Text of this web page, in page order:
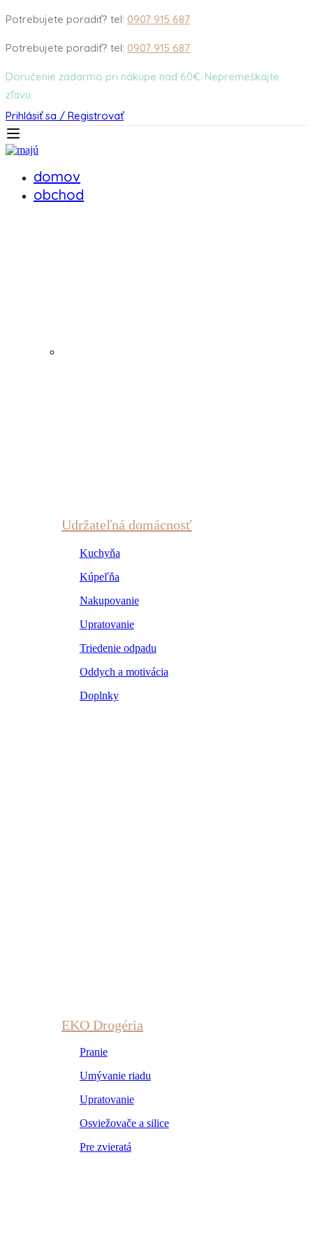
Potrebujete poradiť? tel: 0907 915 687
Potrebujete poradiť? tel: 0907 915 687
Doručenie zadarmo pri nákupe nad 60€. Nepremeškajte
zľavu.
Prihlásiť sa / Registrovať
domov
obchod
Udržateľná domácnosť
Kuchyňa
Kúpeľňa
Nakupovanie
Upratovanie
Triedenie odpadu
Oddych a motivácia
Doplnky
EKO Drogéria
Pranie
Umývanie riadu
Upratovanie
Osviežovače a silice
Pre zvieratá